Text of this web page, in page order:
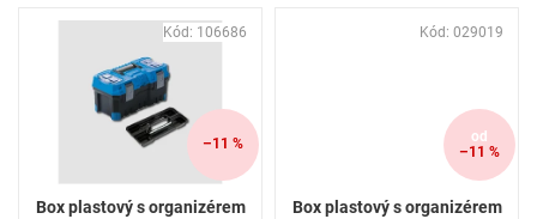
–11 %
Box plastový s organizérem
Kód: 106686
od
–11 %
Box plastový s organizérem
Kód: 029019